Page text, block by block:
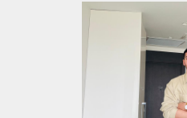
Yayalara bilinçli
savunan Kuş,
kendimi TIR’ın